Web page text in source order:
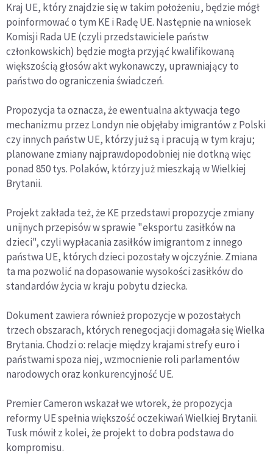
Kraj UE, który znajdzie się w takim położeniu, będzie mógł
poinformować o tym KE i Radę UE. Następnie na wniosek
Komisji Rada UE (czyli przedstawiciele państw
członkowskich) będzie mogła przyjąć kwalifikowaną
większością głosów akt wykonawczy, uprawniający to
państwo do ograniczenia świadczeń.
Propozycja ta oznacza, że ewentualna aktywacja tego
mechanizmu przez Londyn nie objęłaby imigrantów z Polski
czy innych państw UE, którzy już są i pracują w tym kraju;
planowane zmiany najprawdopodobniej nie dotkną więc
ponad 850 tys. Polaków, którzy już mieszkają w Wielkiej
Brytanii.
Projekt zakłada też, że KE przedstawi propozycje zmiany
unijnych przepisów w sprawie "eksportu zasiłków na
dzieci", czyli wypłacania zasiłków imigrantom z innego
państwa UE, których dzieci pozostały w ojczyźnie. Zmiana
ta ma pozwolić na dopasowanie wysokości zasiłków do
standardów życia w kraju pobytu dziecka.
Dokument zawiera również propozycje w pozostałych
trzech obszarach, których renegocjacji domagała się Wielka
Brytania. Chodzi o: relacje między krajami strefy euro i
państwami spoza niej, wzmocnienie roli parlamentów
narodowych oraz konkurencyjność UE.
Premier Cameron wskazał we wtorek, że propozycja
reformy UE spełnia większość oczekiwań Wielkiej Brytanii.
Tusk mówił z kolei, że projekt to dobra podstawa do
kompromisu.